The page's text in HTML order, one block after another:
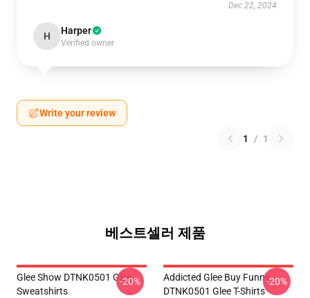
Dec 22, 2024
H Harper
Verified owner
Write your review
1 / 1
베스트셀러 제품
Glee Show DTNK0501 Glee
Sweatshirts
-20%
Addicted Glee Buy Funny
DTNK0501 Glee T-Shirts
-20%